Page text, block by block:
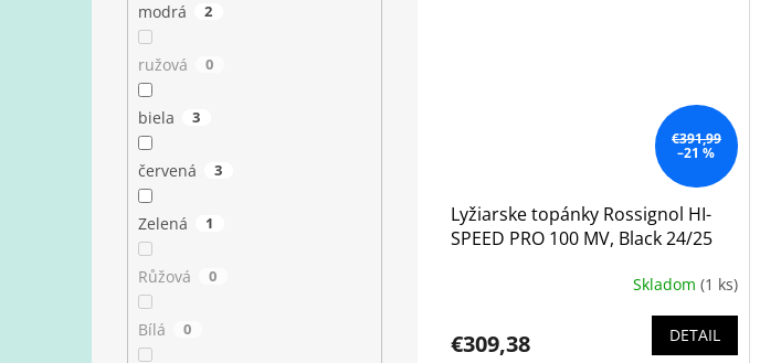
modrá 2
ružová 0
biela 3
červená 3
Zelená 1
Růžová 0
Bílá 0
€391,99
–21 %
Lyžiarske topánky Rossignol HI-
SPEED PRO 100 MV, Black 24/25
Skladom (1 ks)
€309,38 DETAIL